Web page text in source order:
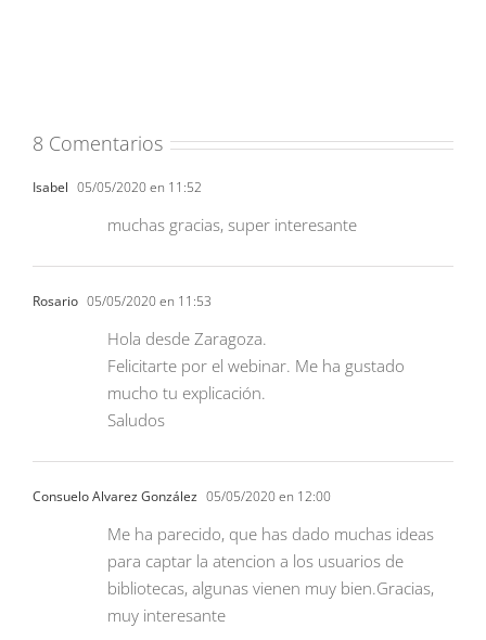
8 Comentarios
Isabel 05/05/2020 en 11:52
muchas gracias, super interesante
Rosario 05/05/2020 en 11:53
Hola desde Zaragoza.
Felicitarte por el webinar. Me ha gustado
mucho tu explicación.
Saludos
Consuelo Alvarez González 05/05/2020 en 12:00
Me ha parecido, que has dado muchas ideas
para captar la atencion a los usuarios de
bibliotecas, algunas vienen muy bien.Gracias,
muy interesante